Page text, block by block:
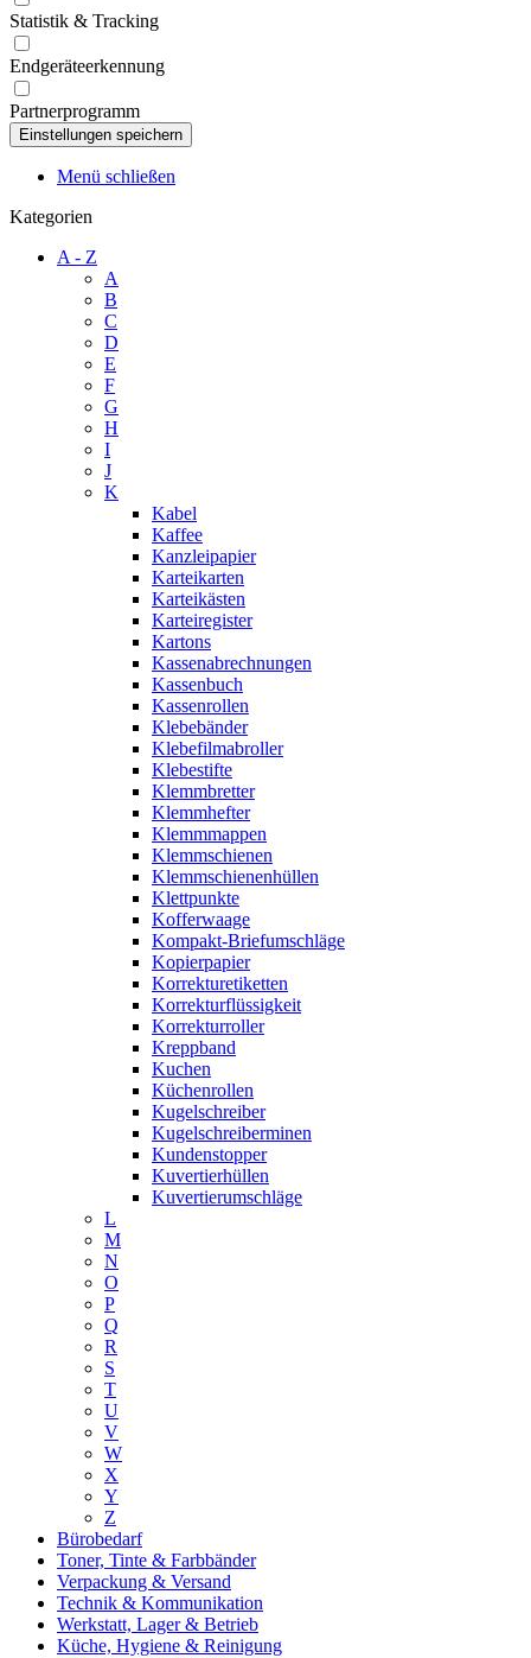
Statistik & Tracking
Endgeräteerkennung
Partnerprogramm
Menü schließen
Kategorien
A - Z
A
B
C
D
E
F
G
H
I
J
K
Kabel
Kaffee
Kanzleipapier
Karteikarten
Karteikästen
Karteiregister
Kartons
Kassenabrechnungen
Kassenbuch
Kassenrollen
Klebebänder
Klebefilmabroller
Klebestifte
Klemmbretter
Klemmhefter
Klemmmappen
Klemmschienen
Klemmschienenhüllen
Klettpunkte
Kofferwaage
Kompakt-Briefumschläge
Kopierpapier
Korrekturetiketten
Korrekturflüssigkeit
Korrekturroller
Kreppband
Kuchen
Küchenrollen
Kugelschreiber
Kugelschreiberminen
Kundenstopper
Kuvertierhüllen
Kuvertierumschläge
L
M
N
O
P
Q
R
S
T
U
V
W
X
Y
Z
Bürobedarf
Toner, Tinte & Farbbänder
Verpackung & Versand
Technik & Kommunikation
Werkstatt, Lager & Betrieb
Küche, Hygiene & Reinigung